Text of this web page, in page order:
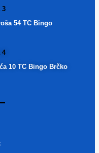
3
54 TC Bingo
4
10 TC Bingo Brčko